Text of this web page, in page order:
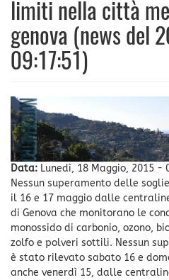
limiti nella città
genova (news del
09:17:51)
Data: Lunedì, 18 Maggio, 2015 -
Nessun superamento delle
il 16 e 17 maggio dalle
di Genova che monitorano le
monossido di carbonio, ozono,
zolfo e polveri sottili. Nessun
è stato rilevato sabato 16 e
anche venerdì 15, dalle